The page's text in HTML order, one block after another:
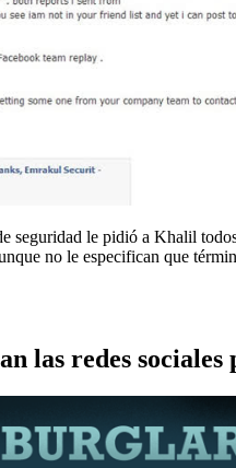
seguridad le pidió a Khalil
no le especifican que
las redes